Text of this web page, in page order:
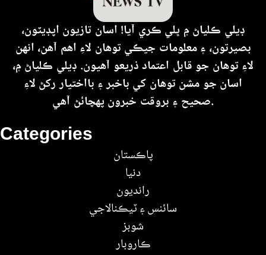
Categories
پاڪستان
دنيا
رانديون
سائنس ۽ ٽيڪنالاجي
شوبز
ڪاروبار
ڊيلي ڪلياڻ ۾ ڀلي ڪري آيا! اسان تازيون اپڊيٽون،
بصيرتون، ۽ معلومات جيڪي توهان لاءِ اهم آهن، انهن
لاءِ توهان جو قابل اعتماد ذريعو آهيون. ڊيلي ڪلياڻ ۾،
اسان جو مشن توهان کي باخبر ۽ بااختيار رکڻ لاءِ
صحيح ۽ بروقت خبرون پهچائڻ آهي.